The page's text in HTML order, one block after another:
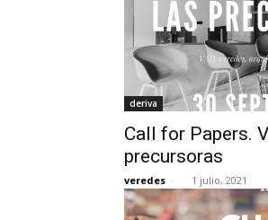
deriva
Call for Papers.
precursoras
veredes - 1 julio, 2021